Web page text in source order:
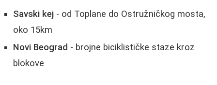
Savski kej - od Toplane do Ostružničkog mosta,
oko 15km
Novi Beograd - brojne biciklističke staze kroz
blokove